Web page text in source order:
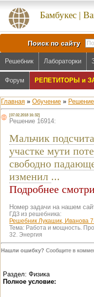
Бамбукес |
Поиск по сайту
Решебник Лабораторки
Форум РЕПЕТИТОРЫ и
Главная » Обучение »
[07.02.2018 16:32]
Решение 16914:
Мальчик
участке мути
свободно
изменил ...
Подробнее
Номер задачи на нашем
ГДЗ из решебника:
Решебник Лукашик, Иванова
Тема: Работа и мощность.
32. Энергия
Нашли ошибку? Сообщите в
Раздел: Физика
Полное условие: